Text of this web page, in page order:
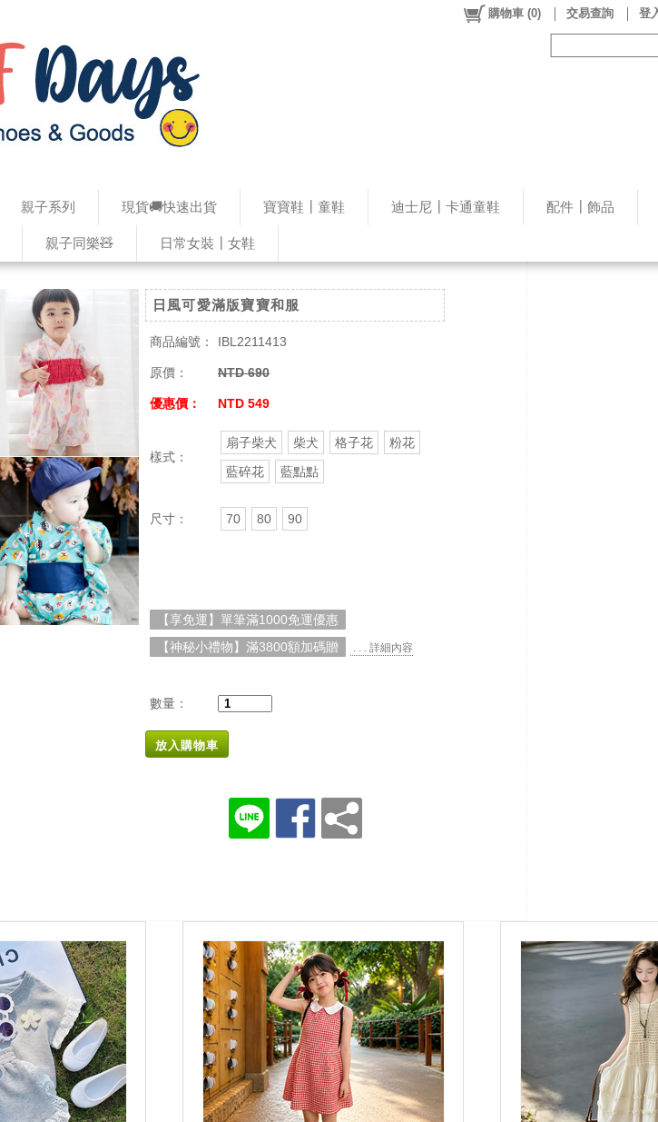
親子系列 現貨🚚快速出貨 寶寶鞋┃童鞋 迪士尼┃卡通童鞋 配件┃飾品
親子同樂🧸 日常女裝┃女鞋
購物車 (0) 交易查詢 登
日風可愛滿版寶寶和服
商品編號： IBL2211413
原價： NTD 690
優惠價： NTD 549
樣式：
扇子柴犬 柴犬 格子花
粉花
藍碎花
藍點點
尺寸： 70 80 90
【享免運】單筆滿1000免運優惠
【神秘小禮物】滿3800額加碼贈
. . . 詳細內容
數量：
放入購物車